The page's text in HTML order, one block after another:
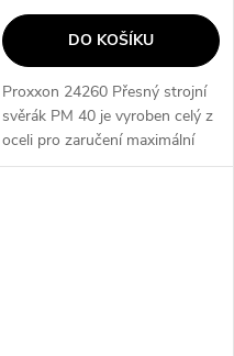
DO KOŠÍKU
Proxxon 24260 Přesný strojní
svěrák PM 40 je vyroben celý z
oceli pro zaručení maximální
přesnosti a pevnosti. Svěrák lze